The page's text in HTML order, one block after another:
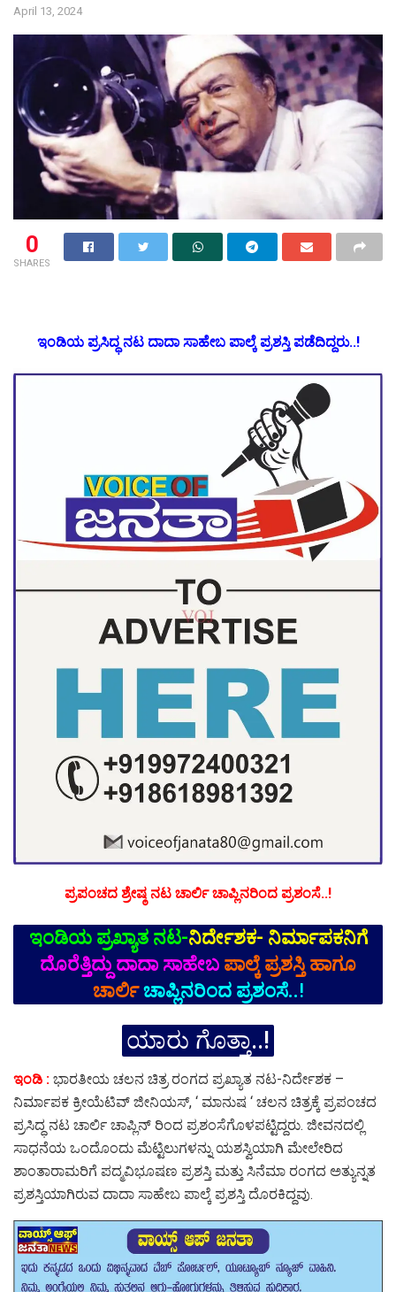
April 13, 2024
0
SHARES
ಇಂಡಿಯ ಪ್ರಸಿದ್ಧ ನಟ ದಾದಾ‌ ಸಾಹೇಬ ಪಾಲ್ಕೆ ಪ್ರಶಸ್ತಿ ಪಡೆದಿದ್ದರು..!
ಪ್ರಪಂಚದ ಶ್ರೇಷ್ಠ ನಟ ಚಾರ್ಲಿ ಚಾಪ್ಲಿನರಿಂದ ಪ್ರಶಂಸೆ..!
ಇಂಡಿಯ ಪ್ರಖ್ಯಾತ ನಟ-ನಿರ್ದೇಶಕ- ನಿರ್ಮಾಪಕನಿಗೆ
ದೊರೆತ್ತಿದ್ದು ದಾದಾ‌ ಸಾಹೇಬ ಪಾಲ್ಕೆ ಪ್ರಶಸ್ತಿ ಹಾಗೂ
ಚಾರ್ಲಿ ಚಾಪ್ಲಿನರಿಂದ ಪ್ರಶಂಸೆ..!
ಯಾರು ಗೊತ್ತಾ..!
ಇಂಡಿ : ಭಾರತೀಯ ಚಲನ ಚಿತ್ರ ರಂಗದ ಪ್ರಖ್ಯಾತ ನಟ-ನಿರ್ದೇಶಕ –
ನಿರ್ಮಾಪಕ ಕ್ರೀಯೆಟಿವ್ ಜೀನಿಯಸ್, ‘ ಮಾನುಷ ‘ ಚಲನ ಚಿತ್ರಕ್ಕೆ ಪ್ರಪಂಚದ
ಪ್ರಸಿದ್ಧ ನಟ ಚಾರ್ಲಿ ಚಾಪ್ಲಿನ್ ರಿಂದ ಪ್ರಶಂಸೆಗೊಳಪಟ್ಟಿದ್ದರು. ಜೀವನದಲ್ಲಿ
ಸಾಧನೆಯ ಒಂದೊಂದು ಮೆಟ್ಟಿಲುಗಳನ್ನು ಯಶಸ್ವಿಯಾಗಿ ಮೇಲೇರಿದ
ಶಾಂತಾರಾಮರಿಗೆ ಪದ್ಮವಿಭೂಷಣ ಪ್ರಶಸ್ತಿ ಮತ್ತು ಸಿನೆಮಾ ರಂಗದ ಅತ್ಯುನ್ನತ
ಪ್ರಶಸ್ತಿಯಾಗಿರುವ ದಾದಾ ಸಾಹೇಬ ಪಾಲ್ಕೆ ಪ್ರಶಸ್ತಿ ದೊರಕಿದ್ದವು.